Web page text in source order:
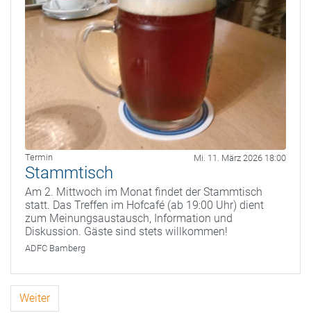
Termin Mi. 11. März 2026 18:00
Stammtisch
Am 2. Mittwoch im Monat findet der Stammtisch
statt. Das Treffen im Hofcafé (ab 19:00 Uhr) dient
zum Meinungsaustausch, Information und
Diskussion. Gäste sind stets willkommen!
ADFC Bamberg
Weiter